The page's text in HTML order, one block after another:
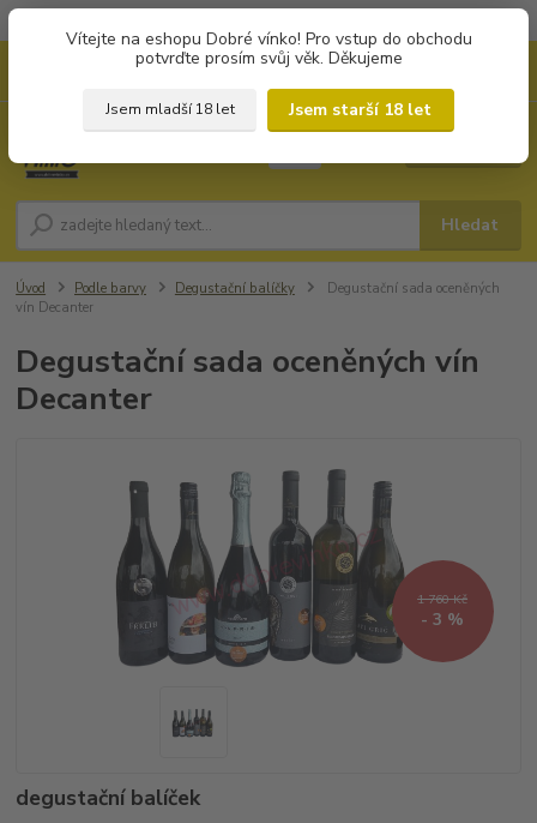
Vítejte na eshopu Dobré vínko! Pro vstup do obchodu
potvrďte prosím svůj věk. Děkujeme
Jsem mladší 18 let
Jsem starší 18 let
Hledat
Úvod Podle barvy Degustační balíčky
Degustační sada oceněných
vín Decanter
Degustační sada oceněných vín
Decanter
1 760 Kč
- 3 %
degustační balíček